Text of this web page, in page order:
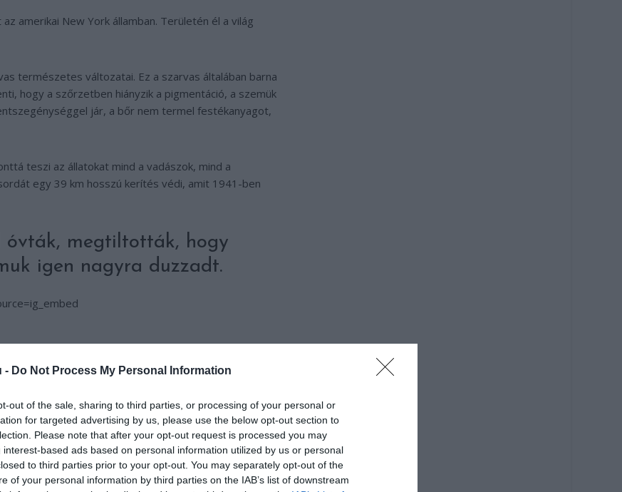
- Do Not Process My Personal Information
out of the sale, sharing to third parties, or processing of your personal or
for targeted advertising by us, please use the below opt-out section to
Please note that after your opt-out request is processed you may
interest-based ads based on personal information utilized by us or personal
to third parties prior to your opt-out. You may separately opt-out of the
of your personal information by third parties on the IAB’s list of downstream
amerikai New York államban. Területén él a világ
természetes változatai. Ez a szarvas általában barna
hogy a szőrzetben hiányzik a pigmentáció, a szemük
jár, a bőr nem termel festékanyagot,
teszi az állatokat mind a vadászok, mind a
egy 39 km hosszú kerítés védi, amit 1941-ben
megtiltották, hogy
igen nagyra duzzadt.